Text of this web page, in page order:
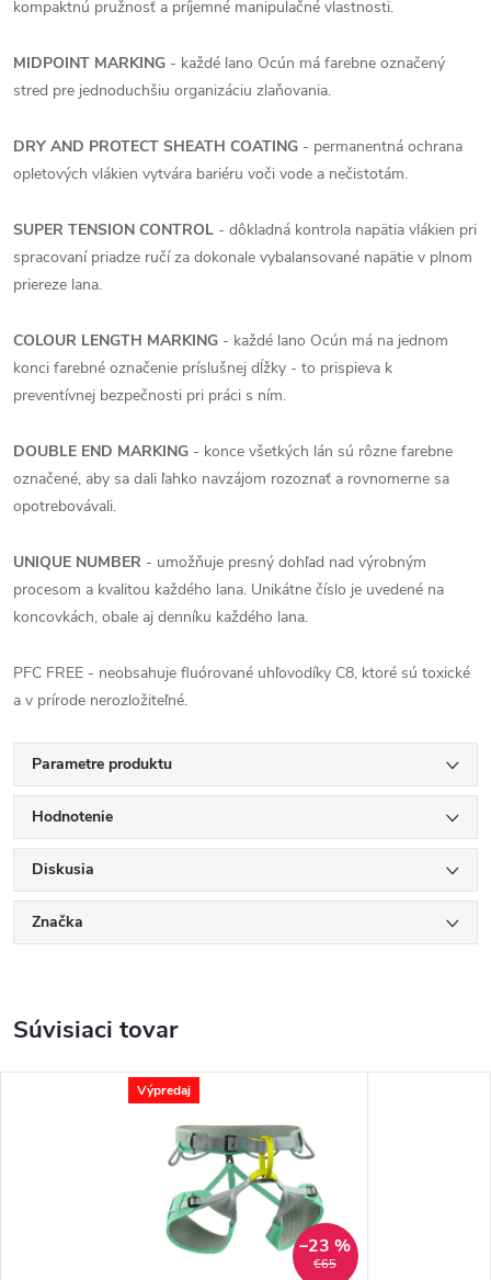
kompaktnú pružnosť a príjemné manipulačné vlastnosti.
MIDPOINT MARKING - každé lano Ocún má farebne označený
stred pre jednoduchšiu organizáciu zlaňovania.
DRY AND PROTECT SHEATH COATING - permanentná ochrana
opletových vlákien vytvára bariéru voči vode a nečistotám.
SUPER TENSION CONTROL - dôkladná kontrola napätia vlákien pri
spracovaní priadze ručí za dokonale vybalansované napätie v plnom
priereze lana.
COLOUR LENGTH MARKING - každé lano Ocún má na jednom
konci farebné označenie príslušnej dĺžky - to prispieva k
preventívnej bezpečnosti pri práci s ním.
DOUBLE END MARKING - konce všetkých lán sú rôzne farebne
označené, aby sa dali ľahko navzájom rozoznať a rovnomerne sa
opotrebovávali.
UNIQUE NUMBER - umožňuje presný dohľad nad výrobným
procesom a kvalitou každého lana. Unikátne číslo je uvedené na
koncovkách, obale aj denníku každého lana.
PFC FREE - neobsahuje fluórované uhľovodíky C8, ktoré sú toxické
a v prírode nerozložiteľné.
Parametre produktu
Hodnotenie
Diskusia
Značka
Súvisiaci tovar
Výpredaj
€65
–23 %